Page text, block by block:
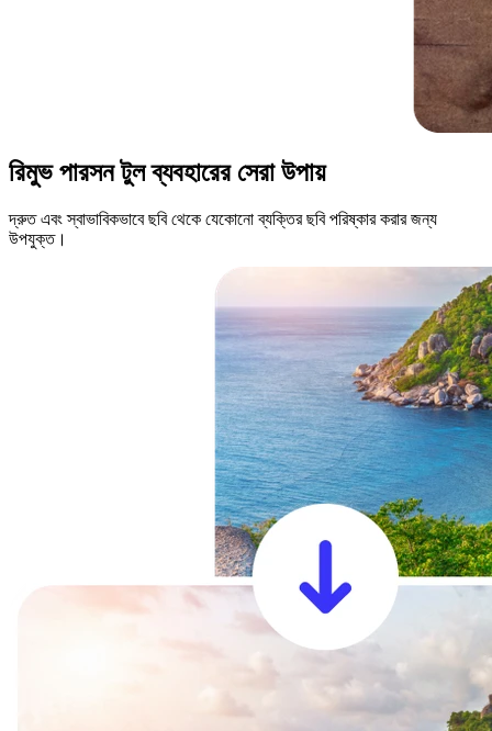
রিমুভ পারসন টুল ব্যবহারের সেরা উপায়
দ্রুত এবং স্বাভাবিকভাবে ছবি থেকে যেকোনো ব্যক্তির ছবি পরিষ্কার করার জন্য
উপযুক্ত।